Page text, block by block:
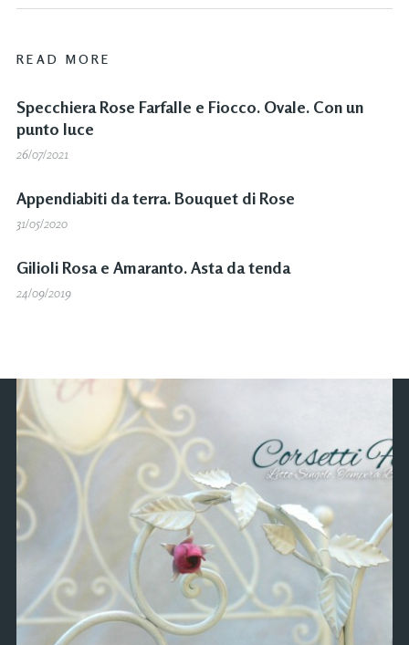
READ MORE
Specchiera Rose Farfalle e Fiocco. Ovale. Con un
punto luce
26/07/2021
Appendiabiti da terra. Bouquet di Rose
31/05/2020
Gilioli Rosa e Amaranto. Asta da tenda
24/09/2019